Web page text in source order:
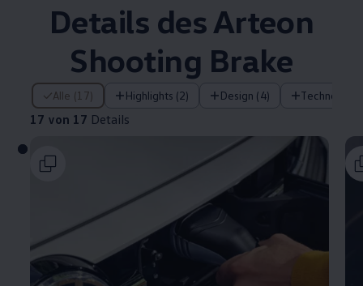
Details desArteon
Shooting Brake
Alle (17) Highlights (2) Design (4)
17 von 17 Details
17 von 17 Details